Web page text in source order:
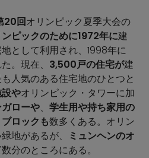
20回オリンピック夏季大会の
ピックのために1972年に建
として利用され、1998年に
。現在、 3,500戸の住宅が建
人気のある住宅地のひとつと
やオリンピック・タワーに加
ローや、 学生用や持ち家用の
ロックも数多くある。オリン
地があるが、
ミュンヘンのオ
数分のところにある。